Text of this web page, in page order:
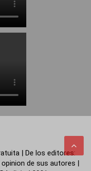
| De los editores:
de sus autores |